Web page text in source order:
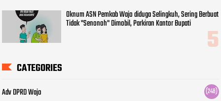
Oknum ASN Pemkab Wajo diduga Selingkuh, Sering Berbuat
Tidak "Senonoh" Dimobil, Parkiran Kantor Bupati
CATEGORIES
Adv DPRD Wajo (248)